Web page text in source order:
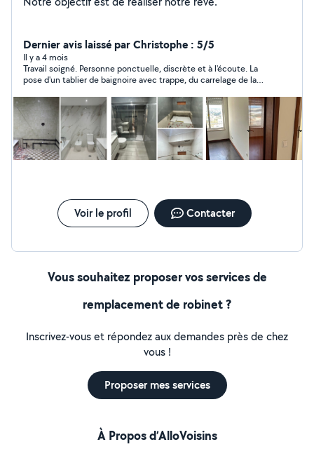
Dernier avis laissé par Christophe : 5/5
Il y a 4 mois
Travail soigné. Personne ponctuelle, discrète et à l'écoute. La
pose d'un tablier de baignoire avec trappe, du carrelage de la
déroulée sur 2 jours avec un résultat de qualité. Je ferai de
nouveau appel à eux.
Voir le profil Contacter
Vous souhaitez proposer vos services de
remplacement de robinet ?
Inscrivez-vous et répondez aux demandes près de chez
vous !
Proposer mes services
À Propos d’AlloVoisins